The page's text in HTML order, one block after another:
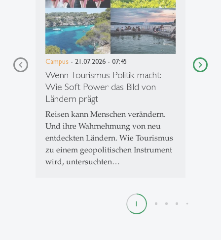
Campus - 21.07.2026 - 07:45
Wenn Tourismus Politik macht:
Wie Soft Power das Bild von
Ländern prägt
Reisen kann Menschen verändern.
Und ihre Wahrnehmung von neu
entdeckten Ländern. Wie Tourismus
zu einem geopolitischen Instrument
wird, untersuchten…
1 2 3 4 5